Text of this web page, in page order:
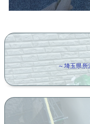
～埼玉県所